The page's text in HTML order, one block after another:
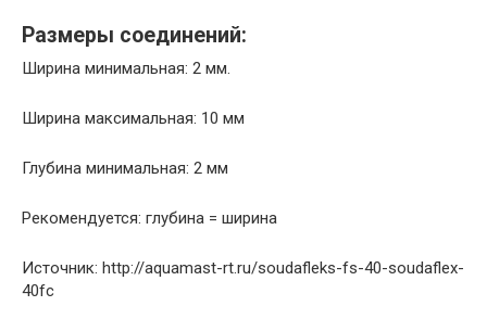
Размеры соединений:
Ширина минимальная: 2 мм.
Ширина максимальная: 10 мм
Глубина минимальная: 2 мм
Рекомендуется: глубина = ширина
Источник: http://aquamast-rt.ru/soudafleks-fs-40-soudaflex-
40fc